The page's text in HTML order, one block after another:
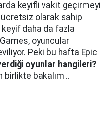
keyifli vakit geçirmeyi
ücretsiz olarak sahip
keyif daha da fazla
oyuncular
Peki bu hafta Epic
oyunlar hangileri?
birlikte bakalım...